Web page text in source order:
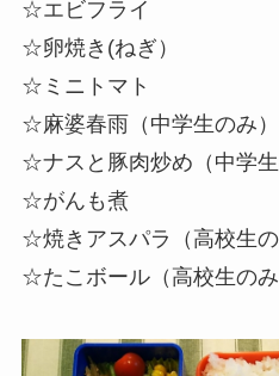
☆エビフライ
☆卵焼き(ねぎ）
☆ ミニトマト
☆麻婆春雨（中学生のみ）
☆ナスと豚肉炒め（中学生
☆がんも煮
☆焼きアスパラ（高校生の
☆たこボール（高校生のみ